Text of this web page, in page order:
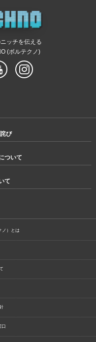
ッチを伝える
(ボルテクノ)
び
ついて
て
ノ）とは
口